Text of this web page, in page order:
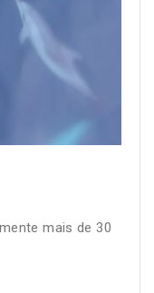
mais de 30